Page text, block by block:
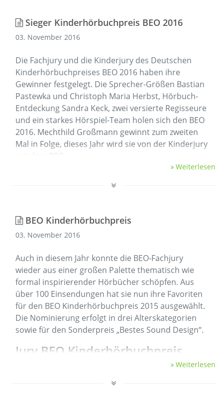
Sieger Kinderhörbuchpreis BEO 2016
03. November 2016
Die Fachjury und die Kinderjury des Deutschen
Kinderhörbuchpreises BEO 2016 haben ihre
Gewinner festgelegt. Die Sprecher-Größen Bastian
Pastewka und Christoph Maria Herbst, Hörbuch-
Entdeckung Sandra Keck, zwei versierte Regisseure
und ein starkes Hörspiel-Team holen sich den BEO
2016. Mechthild Großmann gewinnt zum zweiten
Mal in Folge, dieses Jahr wird sie von der Kinderjury
mit dem BEO …
Weiterlesen
BEO Kinderhörbuchpreis
03. November 2016
Auch in diesem Jahr konnte die BEO-Fachjury
wieder aus einer großen Palette thematisch wie
formal inspirierender Hörbücher schöpfen. Aus
über 100 Einsendungen hat sie nun ihre Favoriten
für den BEO Kinderhörbuchpreis 2015 ausgewählt.
Die Nominierung erfolgt in drei Alterskategorien
sowie für den Sonderpreis „Bestes Sound Design“.
Jury BEO Kinderhörbuchpreis
Weiterlesen